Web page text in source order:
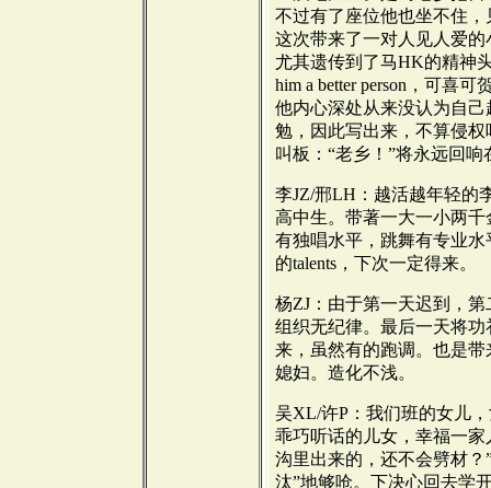
不过有了座位他也坐不住
这次带来了一对人见人爱
尤其遗传到了马HK的精神
him a better person，可喜
他内心深处从来没认为自
勉，因此写出来，不算侵
叫板：“老乡！”将永远回
李JZ/邢LH：越活越年轻的
高中生。带著一大一小两
有独唱水平，跳舞有专业
的talents，下次一定得来。
杨ZJ：由于第一天迟到，
组织无纪律。最后一天将
来，虽然有的跑调。也是
媳妇。造化不浅。
吴XL/许P：我们班的女儿
乖巧听话的儿女，幸福一
沟里出来的，还不会劈材？
汰”地够呛。下决心回去学